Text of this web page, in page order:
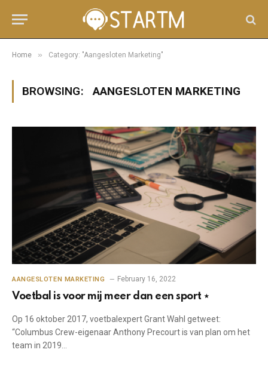
Home » Category: "Aangesloten Marketing"
BROWSING: AANGESLOTEN MARKETING
AANGESLOTEN MARKETING February 16, 2022
Voetbal is voor mij meer dan een sport ⋆
Op 16 oktober 2017, voetbalexpert Grant Wahl getweet:
“Columbus Crew-eigenaar Anthony Precourt is van plan om het
team in 2019…